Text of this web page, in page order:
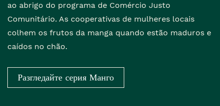
ao abrigo do programa de Comércio Justo
Comunitário. As cooperativas de mulheres locais
colhem os frutos da manga quando estão maduros e
caídos no chão.
Разгледайте серия Манго